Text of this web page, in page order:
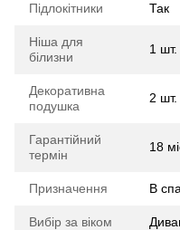
Підлокітники Так
Ніша для
білизни
1 шт.
Декоративна
подушка
2 шт.
Гарантійний
термін
18
Призначення В
Вибір за віком